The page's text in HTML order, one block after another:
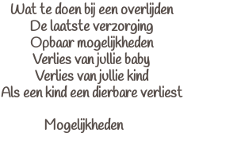
Wat te doen bij een overlijden
De laatste verzorging
Opbaar mogelijkheden
Verlies van jullie baby
Verlies van jullie kind
Als een kind een dierbare verliest
Mogelijkheden